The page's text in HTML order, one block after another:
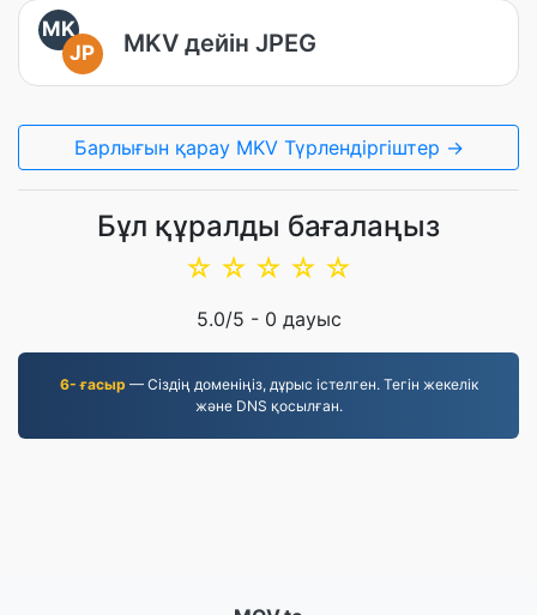
MK
JP
MKV дейін JPEG
Барлығын қарау MKV Түрлендіргіштер →
Бұл құралды бағалаңыз
☆
☆
☆
☆
☆
5.0/5 - 0 дауыс
6- ғасыр — Сіздің доменіңіз, дұрыс істелген. Тегін жекелік
және DNS қосылған.